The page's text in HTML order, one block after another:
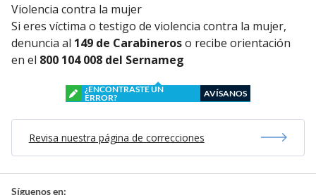
Violencia contra la mujer
Si eres víctima o testigo de violencia contra la mujer,
denuncia al 149 de Carabineroso recibe orientación
en el 800 104 008 del Sernameg
¿ENCONTRASTE UN
ERROR?
AVÍSANOS
Revisa nuestra página de correcciones
Síguenos en: